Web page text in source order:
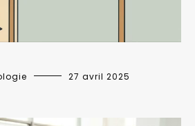
27 avril 2025